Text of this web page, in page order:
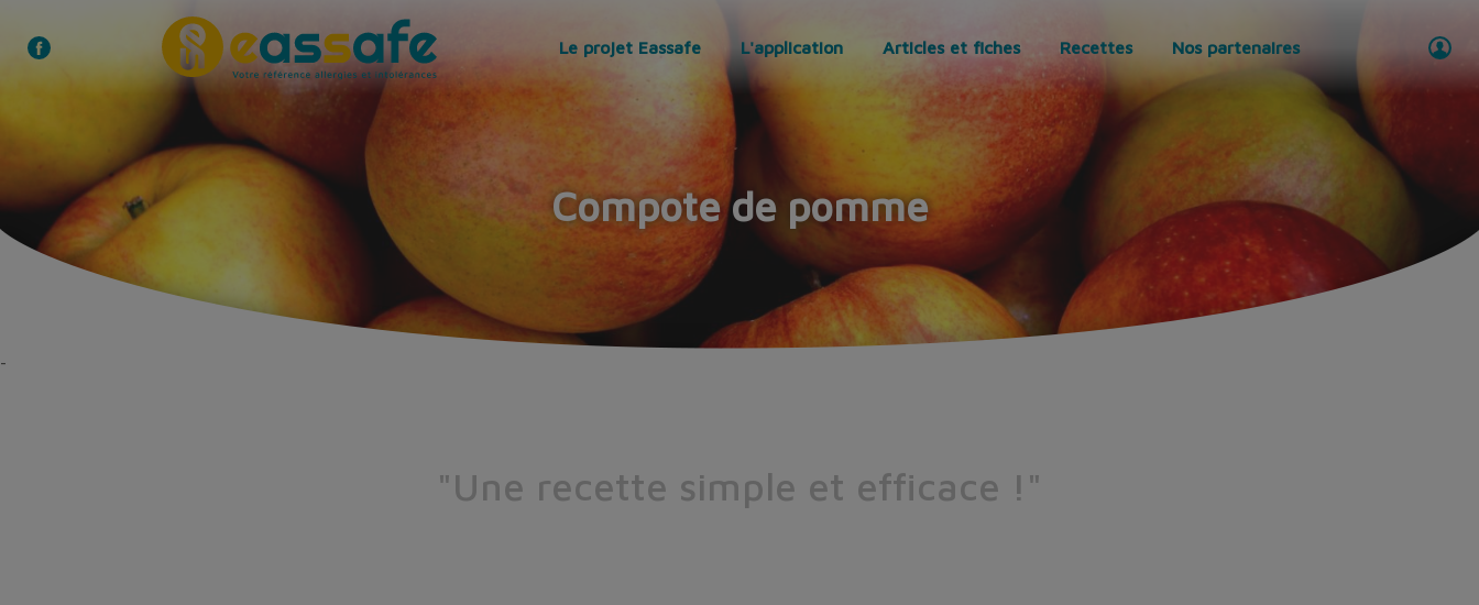
Le projet Eassafe L'application Articles et fiches Recettes Nos partenaires
Compote de pomme
-
"Une recette simple et efficace !"